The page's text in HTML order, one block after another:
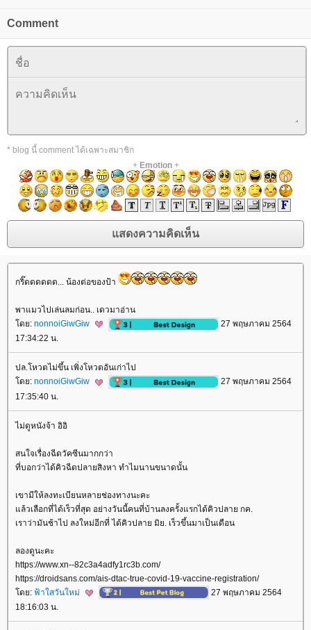
Comment
* blog นี้ comment ได้เฉพาะสมาชิก
+ Emotion+
กริ๊ดดดดดด... น้องต่อของป้า
พาแมวไปเล่นลมก่อน.. เดวมาอ่าน
ดย: nonnoiGiwGiw
27 พฤษภาคม 2564
17:34:22 น.
ปล.โหวตไม่ขึ้น เพิ่งโหวตอันเก่าไป
ดย: nonnoiGiwGiw
27 พฤษภาคม 2564
17:35:40 น.
ไม่ดูหนังจ้า อิอิ
สนใจเรื่องฉีดวัคซีนมากกว่า
ที่บอกว่าได้คิวฉีดปลายสิงหา ทำไมนานขนาดนั้น
เขามีให้ลงทะเบียนหลายช่องทางนะคะ
ล้วเลือกที่ได้เร็วที่สุด อย่างวันนี้คนที่บ้านลงครั้งแรกได้คิวปลาย กค.
เราว่ามันช้าไป ลงใหม่อีกที่ ได้คิวปลาย มิย. เร็วขึ้นมาเป็นเดือน
ลองดูนะคะ
https://www.xn--82c3a4adfy1rc3b.com/
https://droidsans.com/ais-dtac-true-covid-19-vaccine-registration/
ดย: ฟ้าใสวันใหม่
27 พฤษภาคม 2564
18:16:03 น.